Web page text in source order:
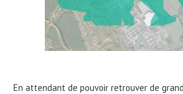
En attendant de pouvoir retrouver de